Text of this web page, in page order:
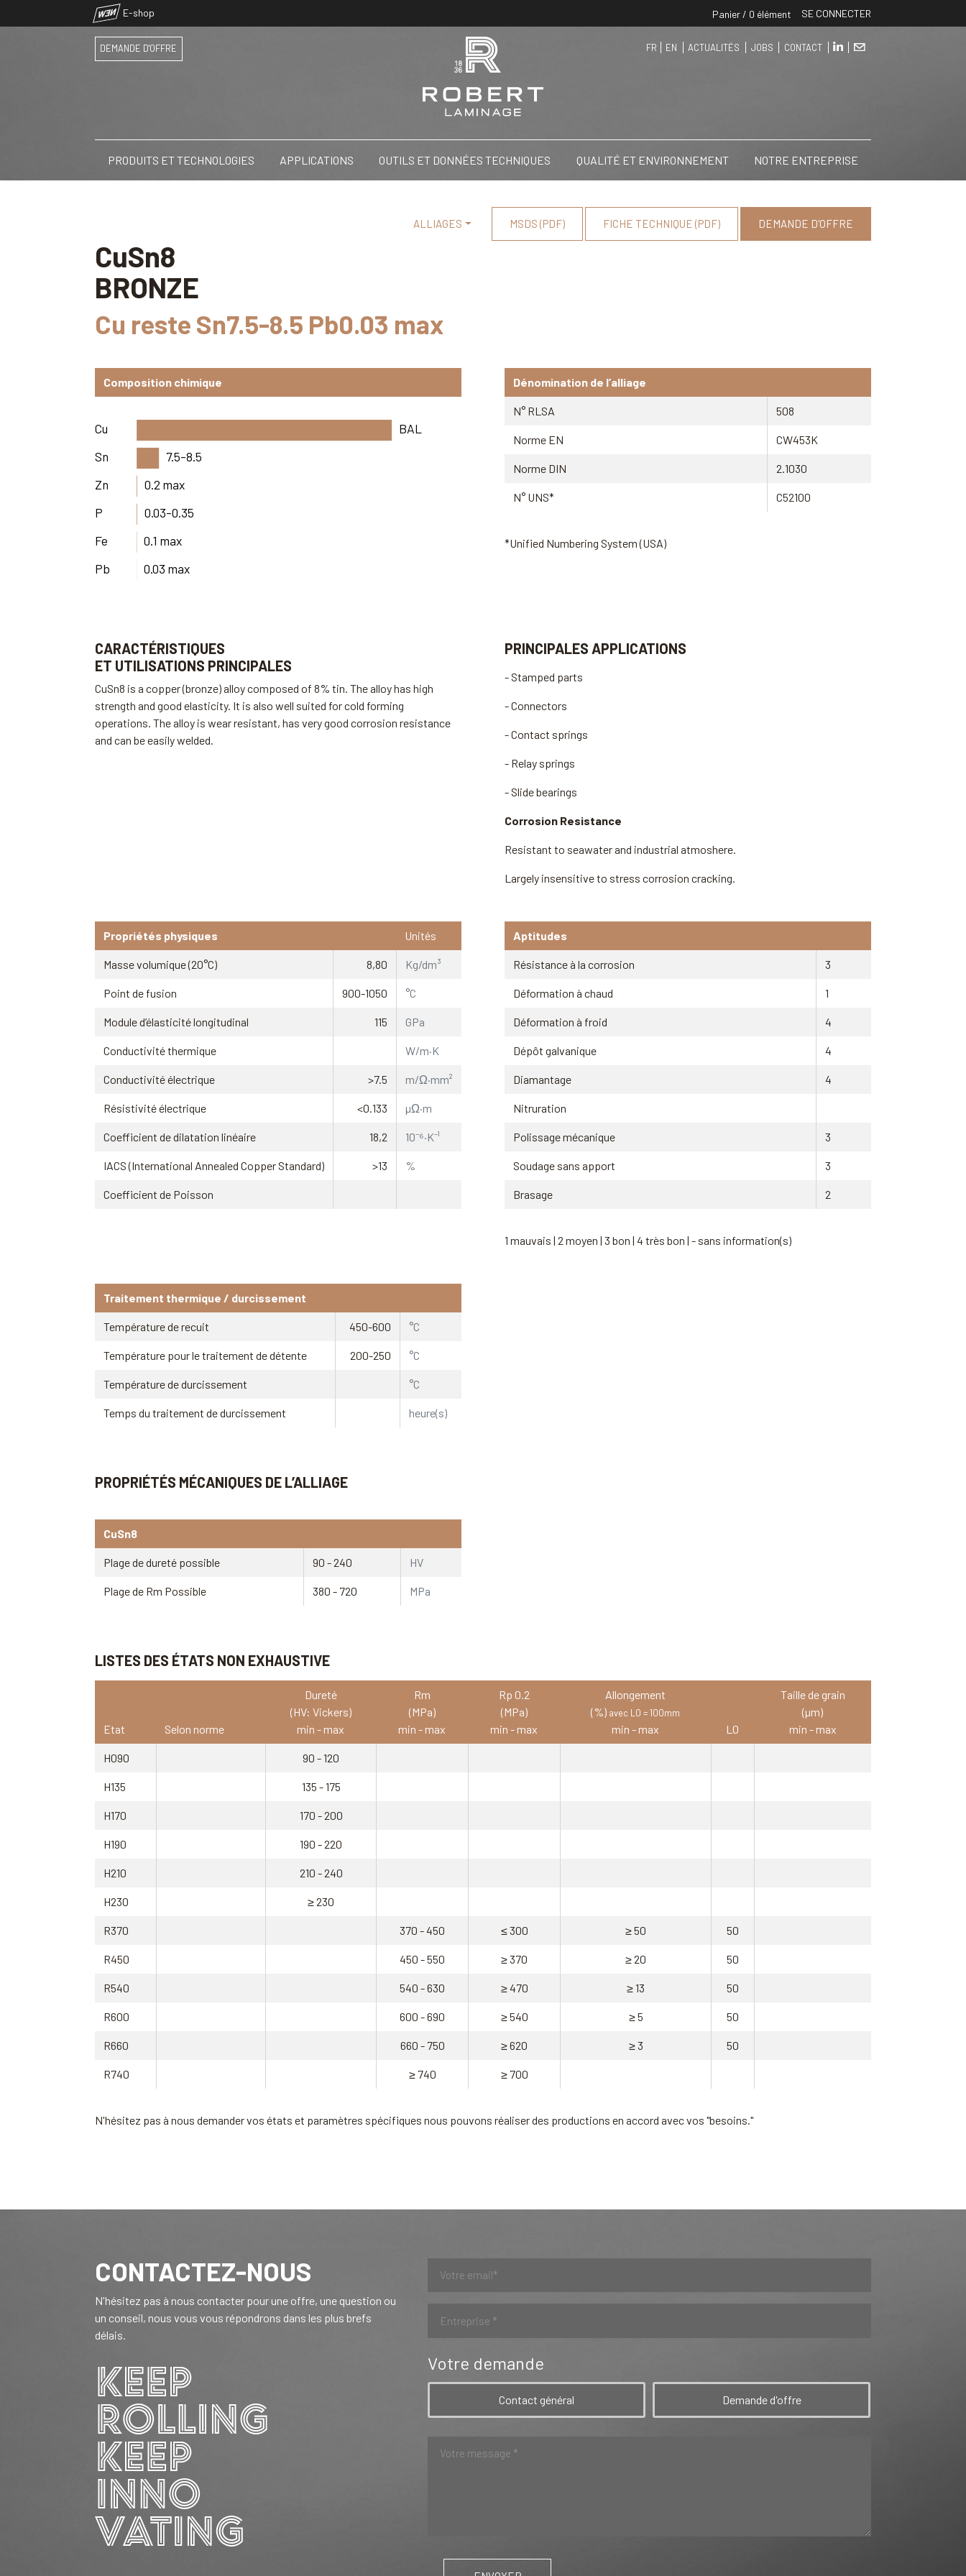
NEW E-shop Panier / 0 élément SE CONNECTER
DEMANDE D'OFFRE FR EN ACTUALITÉS JOBS CONTACT
PRODUITS ET TECHNOLOGIES APPLICATIONS OUTILS ET DONNÉES TECHNIQUES QUALITÉ ET ENVIRONNEMENT NOTRE ENTREPRISE
ALLIAGES MSDS (PDF) FICHE TECHNIQUE (PDF) DEMANDE D'OFFRE
CuSn8
BRONZE
Cu reste Sn7.5-8.5 Pb0.03 max
Composition chimique
Cu
BAL
Sn
7.5-8.5
Zn
0.2 max
P
0.03-0.35
Fe
0.1 max
Pb 0.03 max
Dénomination de l’alliage
N° RLSA 508
Norme EN CW453K
Norme DIN 2.1030
N° UNS* C52100
*Unified Numbering System (USA)
CARACTÉRISTIQUES
ET UTILISATIONS PRINCIPALES
CuSn8 is a copper (bronze) alloy composed of 8% tin. The alloy has high
strength and good elasticity. It is also well suited for cold forming
operations. The alloy is wear resistant, has very good corrosion resistance
and can be easily welded.
PRINCIPALES APPLICATIONS
- Stamped parts
- Connectors
- Contact springs
- Relay springs
- Slide bearings
Corrosion Resistance
Resistant to seawater and industrial atmoshere.
Largely insensitive to stress corrosion cracking.
Propriétés physiques Unités
Masse volumique (20°C) 8,80 Kg/dm³
Point de fusion 900-1050 °C
Module d’élasticité longitudinal 115 GPa
Conductivité thermique W/m·K
Conductivité électrique >7.5 m/Ω·mm²
Résistivité électrique <0.133 µΩ·m
Coefficient de dilatation linéaire 18,2 10⁻⁶·K⁻¹
IACS (International Annealed Copper Standard) >13 %
Coefficient de Poisson
Aptitudes
Résistance à la corrosion 3
Déformation à chaud 1
Déformation à froid 4
Dépôt galvanique 4
Diamantage 4
Nitruration
Polissage mécanique 3
Soudage sans apport 3
Brasage 2
1 mauvais | 2 moyen | 3 bon | 4 très bon | - sans information(s)
Traitement thermique / durcissement
Température de recuit 450-600 °C
Température pour le traitement de détente 200-250 °C
Température de durcissement °C
Temps du traitement de durcissement heure(s)
PROPRIÉTÉS MÉCANIQUES DE L’ALLIAGE
CuSn8
Plage de dureté possible 90 - 240 HV
Plage de Rm Possible 380 - 720 MPa
LISTES DES ÉTATS NON EXHAUSTIVE
Etat Selon norme
Dureté
(HV: Vickers)
min - max
Rm
(MPa)
min - max
Rp 0.2
(MPa)
min - max
Allongement
(%) avec L0 = 100mm
min - max L0
Taille de grain
(µm)
min - max
H090 90 - 120
H135 135 - 175
H170 170 - 200
H190 190 - 220
H210 210 - 240
H230 ≥ 230
R370 370 - 450 ≤ 300 ≥ 50 50
R450 450 - 550 ≥ 370 ≥ 20 50
R540 540 - 630 ≥ 470 ≥ 13 50
R600 600 - 690 ≥ 540 ≥ 5 50
R660 660 - 750 ≥ 620 ≥ 3 50
R740 ≥ 740 ≥ 700
N'hésitez pas à nous demander vos états et paramètres spécifiques nous pouvons réaliser des productions en accord avec vos "besoins."
CONTACTEZ-NOUS
N'hésitez pas à nous contacter pour une offre, une question ou
un conseil, nous vous vous répondrons dans les plus brefs
délais.
Votre demande
Contact général Demande d'offre